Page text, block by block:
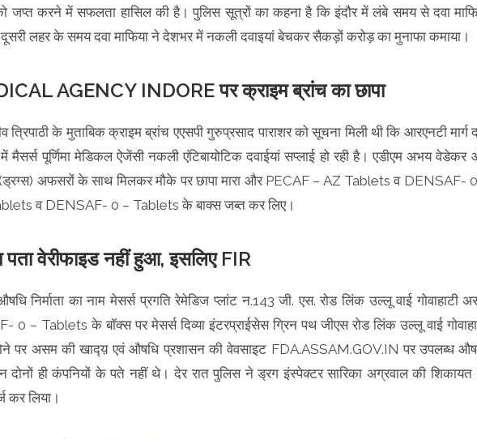
जप्त करने में सफलता हासिल की है। पुलिस सूत्रों का कहना है कि इंदौर में लंबे समय से दवा
लहर के समय दवा माफिया ने देशभर में नकली दवाइयां बेचकर सैकड़ों करोड़ का मुनाफा कमाया।
AGENCY INDORE पर क्राइम ब्रांच का छापा
त्रिपाठी के मुताबिक क्राइम ब्रांच एएसपी गुरुप्रसाद पाराशर को सूचना मिली थी कि आरएनटी मार्ग
मैसर्स पूर्णिमा मेडिकल ऐजेंसी नकली एंटिबायोटिक दवाईयां सप्लाई हो रही है। एडीएम अभय वेडेकर
(ड्रग्स) अफसरों के साथ मिलकर मौके पर छापा मारा और PECAF – AZ Tablets व DENSAF-
व DENSAF- 0 – Tablets के बाक्स जब्त कर लिए।
पता वेरीफाइड नहीं हुआ, इसलिए FIR
निर्माता का नाम मेसर्स प्रगति रेमेडिज प्लांट न.143 जी. एस. रोड लिंक उल्लू वाई गोवाहाटी
– Tablets के बॉक्स पर मेसर्स दिव्या इंटरप्राईसेस ग्रिन पथ जीएस रोड लिंक उल्लू वाई
पर असम की खाद्य़ एवं औषधि प्रशासन की वेवसाइट FDA.ASSAM.GOV.IN पर उपलब्ध
दोनों ही कंपनियों के पते नहीं थे। देर रात पुलिस ने ड्रग इंस्पेक्टर सारिका अग्रवाल की शिकायत
कर लिया।